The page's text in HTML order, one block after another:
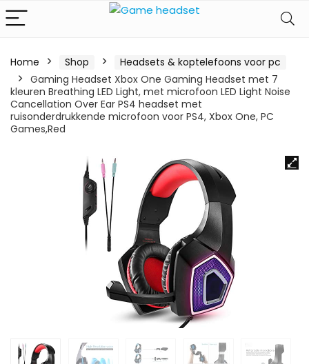
Home Shop
Headsets & koptelefoons voor pc
Gaming Headset Xbox One Gaming Headset met 7
kleuren Breathing LED Light, met microfoon LED Light Noise
Cancellation Over Ear PS4 headset met
ruisonderdrukkende microfoon voor PS4, Xbox One, PC
Games,Red